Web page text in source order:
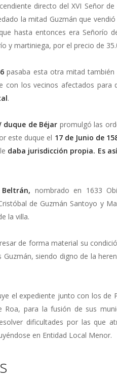
directo del XVI Señor de
la mitad Guzmán que vendió
que hasta entonces era Señorío
y martiniega, por el precio de
pasaba esta otra mitad también
con los vecinos afectados para
.
duque de Béjar promulgó las
este duque el 17 de Junio de
daba jurisdicción propia. Es
nombrado en 1633
de Guzmán Santoyo y
la villa.
de forma material su
siendo digno de la
el expediente junto con los de
Roa, para la fusión de sus
dificultades por las que
en Entidad Local Menor.